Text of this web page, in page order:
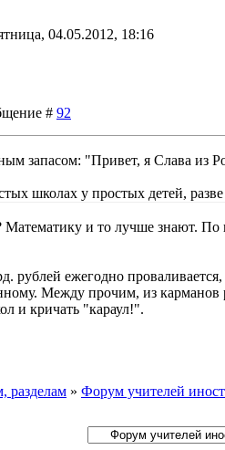
04.05.2012, 18:16
# 92
запасом: "Привет, я Слава из
школах у простых детей, разве
и то лучше знают.
рублей ежегодно
Между прочим, из
и кричать "караул!".
разделам » Форум учителей